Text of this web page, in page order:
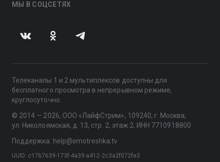
МЫ В СОЦСЕТЯХ
Телеканалы 1 и 2 мультиплексов доступны для
бесплатного просмотра в непрерывном режиме,
круглосуточно.
© 2014 — 2026, ООО «ЛайфСтрим», 109240, г. Москва,
ул. Николоямская, д. 13, стр. 2, этаж 2, ИНН 7710918800
Поддержка: help@smotreshka.tv
UUID: c17b7639-173f-4a39-a412-2c3a2f072fe3